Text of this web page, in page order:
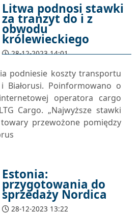
Litwa podnosi stawki
za tranzyt do i z
obwodu
królewieckiego
28-12-2023 14:01
podniesie koszty transportu
Białorusi. Poinformowano o
operatora cargo
Cargo. „Najwyższe stawki
przewożone pomiędzy
Estonia:
przygotowania do
sprzedaży Nordica
28-12-2023 13:22